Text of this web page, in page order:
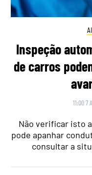
Inspeção
de carros
11:00 7
Não verificar isto
pode apanhar
consultar a